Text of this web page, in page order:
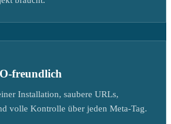
freundlich
Installation, saubere URLs,
volle Kontrolle über jeden Meta-Tag.